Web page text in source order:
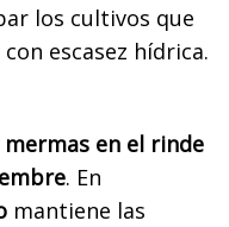
los cultivos que
escasez hídrica.
mermas en el rinde
. En
mantiene las